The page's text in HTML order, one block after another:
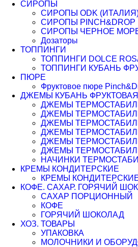
СИРОПЫ
СИРОПЫ ODK
СИРОПЫ PINCH&DROP
СИРОПЫ ЧЕРНОЕ
Дозаторы
ТОППИНГИ
ТОППИНГИ DOLCE
ТОППИНГИ КУБАНЬ
ПЮРЕ
Фруктовое пюре
ДЖЕМЫ КУБАНЬ ФРУКТОВАЯ
ДЖЕМЫ
ДЖЕМЫ
ДЖЕМЫ
ДЖЕМЫ
ДЖЕМЫ
ДЖЕМЫ
НАЧИНКИ
КРЕМЫ КОНДИТЕРСКИЕ
КРЕМЫ
КОФЕ. САХАР. ГОРЯЧИЙ
САХАР ПОРЦИОННЫЙ
КОФЕ
ГОРЯЧИЙ ШОКОЛАД
ХОЗ. ТОВАРЫ
УПАКОВКА
МОЛОЧНИКИ И